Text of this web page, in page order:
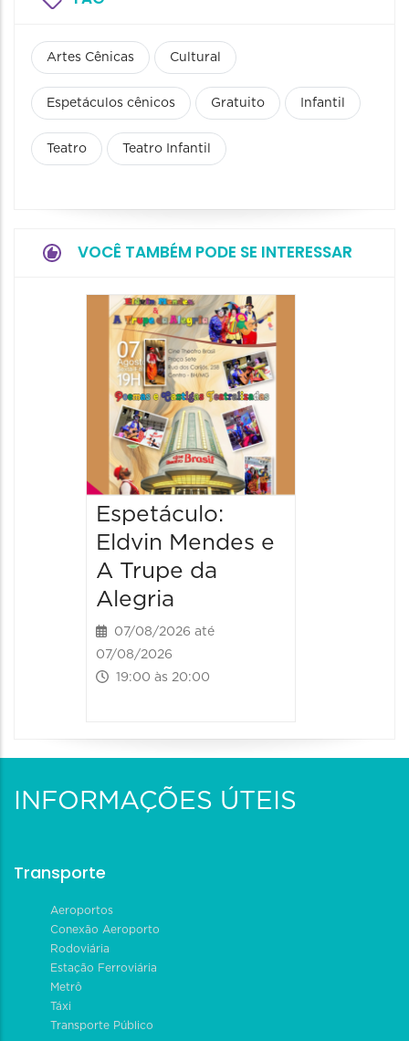
Artes Cênicas Cultural
Espetáculos cênicos Gratuito Infantil
Teatro Teatro Infantil
VOCÊ TAMBÉM PODE SE INTERESSAR
Espetáculo:
Eldvin Mendes e
A Trupe da
Alegria
07/08/2026 até
07/08/2026
19:00 às 20:00
INFORMAÇÕES ÚTEIS
Transporte
Aeroportos
Conexão Aeroporto
Rodoviária
Estação Ferroviária
Metrô
Táxi
Transporte Público